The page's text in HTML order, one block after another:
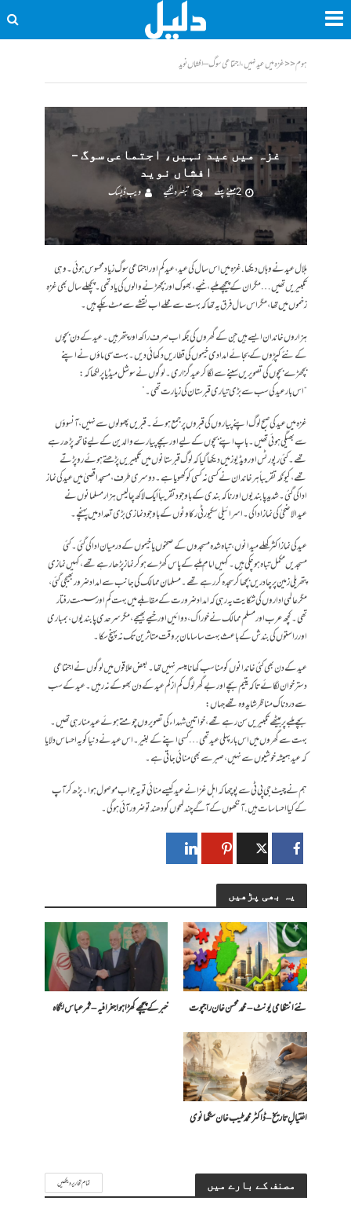
ہوم<<غزہ میں عید نہیں، اجتماعی سوگ – افشاں نوید
غزہ میں عید نہیں، اجتماعی سوگ –
افشاں نوید
2 مہینے پہلے
تبصرہ لکھیے ویب ڈیسک
ہلال عید نے وہاں دیکھا. غزہ میں اس سال کی عید، عید کم اور اجتماعی سوگ زیاد محسوس ہوئی۔ وہی
تکبیریں تھیں… مگر ان کے پیچھے ملبے، خیمے، بھوک اور بچھڑنے والوں کی یاد تھی۔ پچھلے سال بھی غزہ
زخموں میں تھا، مگر اس سال فرق یہ تھا کہ بہت سے محلے اب نقشے سے مٹ چکے ہیں۔
ہزاروں خاندان ایسے ہیں جن کے گھروں کی جگہ اب صرف راکھ اور پتھر ہیں۔ عید کے دن بچوں
کے نئے کپڑوں کے بجائے امدادی خیموں کی قطاریں دکھائی دیں۔ بہت سی ماؤں نے اپنے
بچھڑے بچوں کی تصویریں سینے سے لگا کر عید گزاری۔ لوگوں نے سوشل میڈیا پر لکھا کہ:
“اس بار عید کی سب سے بڑی تیاری قبرستان کی زیارت تھی۔”
غزہ میں عید کی صبح لوگ اپنے پیاروں کی قبروں پر جمع ہوئے۔ قبریں پھولوں سے نہیں، آنسوؤں
سے بھیگی ہوئی تھیں۔ باپ اپنے بچوں کے لیے اور بچے پیارے والدین کے لیے فاتحہ پڑھ رہے
تھے۔کئی رپورٹس اور ویڈیوز میں دیکھا گیا کہ لوگ قبرستانوں میں تکبیریں پڑھتے ہوئے رو پڑتے
تھے، کیونکہ تقریباً ہر خاندان نے کسی نہ کسی کو کھویا ہے۔ دوسری طرف، مسجد اقصیٰ میں عید کی نماز
ادا کی گئی۔ شدید پابندیوں اور ناکہ بندی کے باوجود تقریباً ایک لاکھ چالیس ہزار مسلمانوں نے
عیدالاضحیٰ کی نماز ادا کی۔ اسرائیلی سکیورٹی رکاوٹوں کے باوجود نمازی بڑی تعداد میں پہنچے۔
عید کی نماز اکثر کھلے میدانوں، تباہ شدہ مسجدوں کے صحنوں یا خیموں کے درمیان ادا کی گئی۔کئی
مسجدیں مکمل تباہ ہو چکی ہیں۔ کہیں امام ملبے کے پاس کھڑے ہو کر نماز پڑھا رہے تھے، کہیں نمازی
پتھریلی زمین پر چادریں بچھا کر سجدہ کر رہے تھے۔مسلمان ممالک کی جانب سے امداد ضرور بھیجی گئی،
مگرعالمی اداروں کی شکایت یہ رہی کہ امداد ضرورت کے مقابلے میں بہت کم اور سست رفتار
تھی۔ کچھ عرب اور مسلم ممالک نے خوراک، دوائیں اور خیمے بھیجے، مگر سرحدی پابندیوں، بمباری
اور راستوں کی بندش کے باعث بہت سا سامان بروقت متاثرین تک نہ پہنچ سکا۔
عید کے دن بھی کئی خاندانوں کو مناسب کھانا میسر نہیں تھا۔ بعض علاقوں میں لوگوں نے اجتماعی
دسترخوان لگائے تاکہ یتیم بچے اور بے گھر لوگ کم از کم عید کے دن بھوکے نہ رہیں۔ عید کے سب
سے دردناک مناظر شاید وہ تھے جہاں:
بچے ملبے پر بیٹھے تکبیریں سن رہے تھے، خواتین شہداء کی تصویروں چومتے ہوئے عید منا رہی تھیں۔
بہت سے گھروں میں اس بار پہلی عید تھی… کسی اپنے کے بغیر۔ اس عید نے دنیا کو یہ احساس دلایا
کہ عید ہمیشہ خوشیوں سے نہیں، صبر سے بھی منائی جاتی ہے۔
ہم نے چیٹ جی پی ٹی سے پوچھا کہ اہل غزا نے عید کیسے منائی تو یہ جواب موصول ہوا۔پڑھ کر آپ
کے کیا احساسات ہیں. آنکھوں کے آگے چند لمحوں کو دھند تو ضرور آئی ہوگی۔
یہ بھی پڑھیں
​نئے انتظامی یونٹ – محمد محسن خان راجپوت خبر کے پیچھے کھڑا ہوا جغرافیہ – ثمر عباس لنگاہ
اغتیالِ تاریخ – ڈاکٹر محمد طیب خان سنگھانوی
مصنف کے بارے میں تمام تحاریر دیکھیں